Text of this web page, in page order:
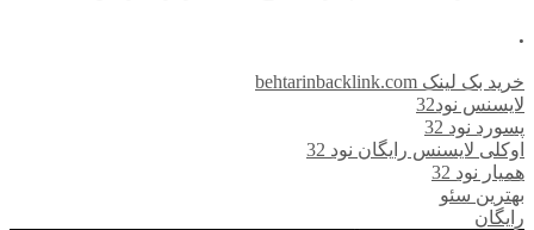
.
خرید بک لینک behtarinbacklink.com
لایسنس نود32
پسورد نود 32
اوکلی لایسنس رایگان نود 32
همیار نود 32
بهترین سئو
رایگان